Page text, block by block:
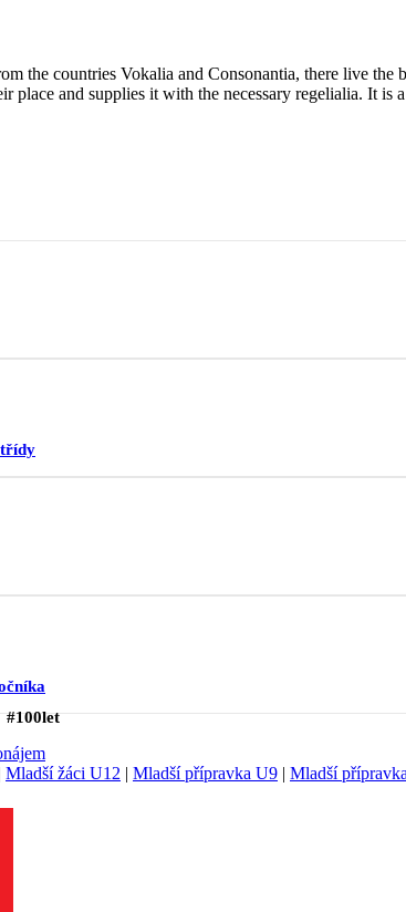
the countries Vokalia and Consonantia, there live
place and supplies it with the necessary regelialia. It
třídy
Mladší žáci U12 | Mladší přípravka U9 | Mladší